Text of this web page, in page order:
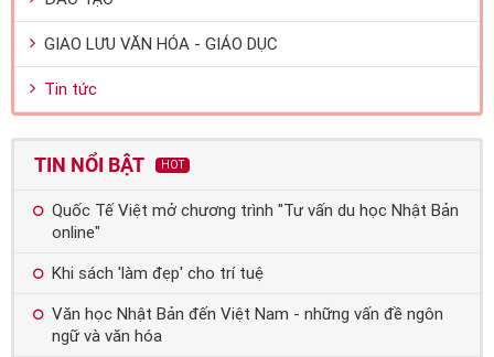
GIAO LƯU VĂN HÓA - GIÁO DỤC
Tin tức
TIN NỔI BẬT HOT
Quốc Tế Việt mở chương trình "Tư vấn du học Nhật Bản
online"
Khi sách 'làm đẹp' cho trí tuệ
Văn học Nhật Bản đến Việt Nam - những vấn đề ngôn
ngữ và văn hóa